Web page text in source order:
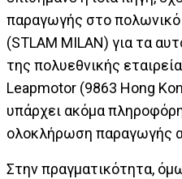
παραγωγής στο
(STLAM MILAN) για τα
της πολυεθνικής
Leapmotor (9863 Hong
υπάρχει ακόμα
ολοκλήρωση παραγωγής
Στην πραγματικότητα,